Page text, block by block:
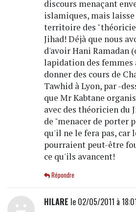
discours menaçant
islamiques, mais
territoire des
Jihad! Déjà que nous
d'avoir Hani Ramadan
lapidation des
donner des cours de
Tawhid à Lyon, par -
que Mr Kabtane
avec des théoricien du
de "menacer de porter
qu'il ne le fera pas, car
pourraient peut-être
ce qu'ils avancent!
Répondre
HILARE le 02/05/2011 à